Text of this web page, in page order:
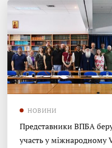
НОВИНИ
Представники ВПБА
участь у міжнародному